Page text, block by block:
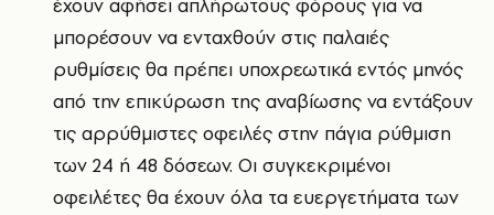
έχουν αφήσει απλήρωτους φόρους για να
μπορέσουν να ενταχθούν στις παλαιές
ρυθμίσεις θα πρέπει υποχρεωτικά εντός μηνός
από την επικύρωση της αναβίωσης να εντάξουν
τις αρρύθμιστες οφειλές στην πάγια ρύθμιση
των 24 ή 48 δόσεων. Οι συγκεκριμένοι
οφειλέτες θα έχουν όλα τα ευεργετήματα των